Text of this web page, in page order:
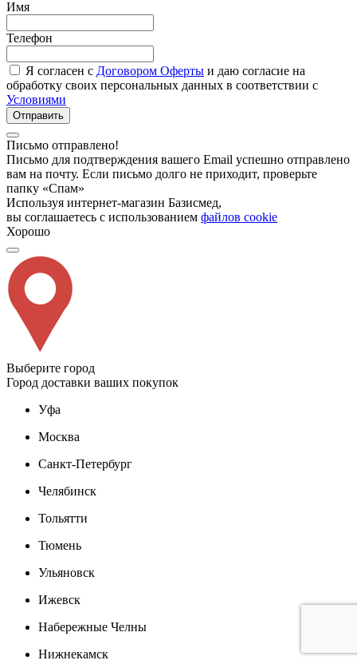
Имя
Телефон
Я согласен с Договором Оферты и даю согласие на
обработку своих персональных данных в соответствии с
Условиями
Отправить
Письмо отправлено!
Письмо для подтверждения вашего Email успешно отправлено
вам на почту. Если письмо долго не приходит, проверьте
папку «Спам»
Используя интернет-магазин Базисмед,
вы соглашаетесь с использованием файлов cookie
Хорошо
Выберите город
Город доставки ваших покупок
Уфа
Москва
Санкт-Петербург
Челябинск
Тольятти
Тюмень
Ульяновск
Ижевск
Набережные Челны
Нижнекамск